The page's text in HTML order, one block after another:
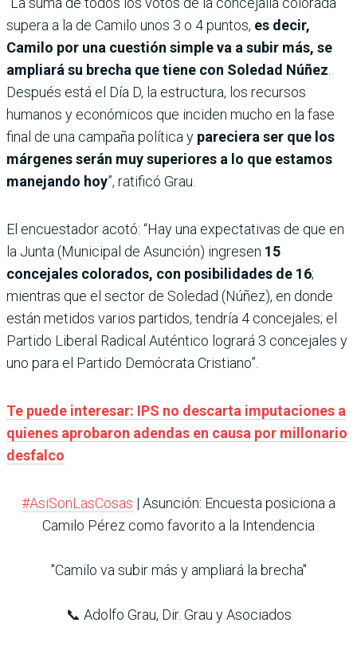
supera a la de Camilo unos 3 o 4 puntos, es decir,
Camilo por una cuestión simple va a subir más, se
ampliará su brecha que tiene con Soledad Núñez.
Después está el Día D, la estructura, los recursos
humanos y económicos que inciden mucho en la fase
final de una campaña política y pareciera ser que los
márgenes serán muy superiores a lo que estamos
manejando hoy”, ratificó Grau.
El encuestador acotó: “Hay una expectativas de que en
la Junta (Municipal de Asunción) ingresen 15
concejales colorados, con posibilidades de 16;
mientras que el sector de Soledad (Núñez), en donde
están metidos varios partidos, tendría 4 concejales; el
Partido Liberal Radical Auténtico logrará 3 concejales y
uno para el Partido Demócrata Cristiano”.
Te puede interesar: IPS no descarta imputaciones a
quienes aprobaron adendas en causa por millonario
desfalco
#AsiSonLasCosas | Asunción: Encuesta posiciona a
Camilo Pérez como favorito a la Intendencia
"Camilo va subir más y ampliará la brecha"
📞 Adolfo Grau, Dir. Grau y Asociados